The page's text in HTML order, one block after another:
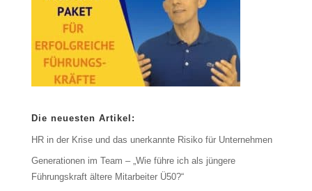
Die neuesten Artikel:
HR in der Krise und das unerkannte Risiko für Unternehmen
Generationen im Team – „Wie führe ich als jüngere
Führungskraft ältere Mitarbeiter Ü50?“